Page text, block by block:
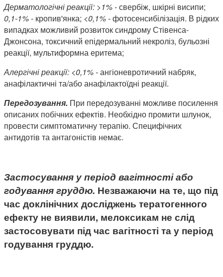
Дерматологічні реакції: >1% -свербіж, шкірні висипи;
0,1-1%- кропив'янка; <0,1% -фотосенсибілізація. В рідких
випадках можливий розвиток синдрому Стівенса-
Джонсона, токсичний епідермальний некроліз, бульозні
реакції, мультиформна еритема;
Алергічні реакції: <0,1% -ангіоневротичний набряк,
анафілактичні та/або анафілактоїдні реакції.
Передозування. При передозуванні можливе посилення
описаних побічних ефектів. Необхідно промити шлунок,
провести симптоматичну терапію. Специфічних
антидотів та антагоністів немає.
Застосування у період вагітності або
годування груддю. Незважаючи на те, що під
час доклінічних досліджень тератогенного
ефекту не виявили, мелоксикам не слід
застосовувати під час вагітності та у період
годування груддю.